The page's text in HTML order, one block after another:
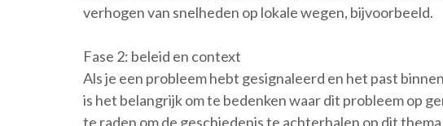
verhogen van snelheden op lokale wegen, bijvoorbeeld.
Fase 2: beleid en context
Als je een probleem hebt gesignaleerd en het past
is het belangrijk om te bedenken waar dit probleem op
te raden om de geschiedenis te achterhalen op dit